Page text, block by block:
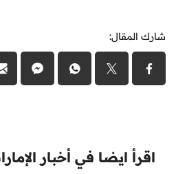
شارك المقال:
اقرأ ايضا في أخبار